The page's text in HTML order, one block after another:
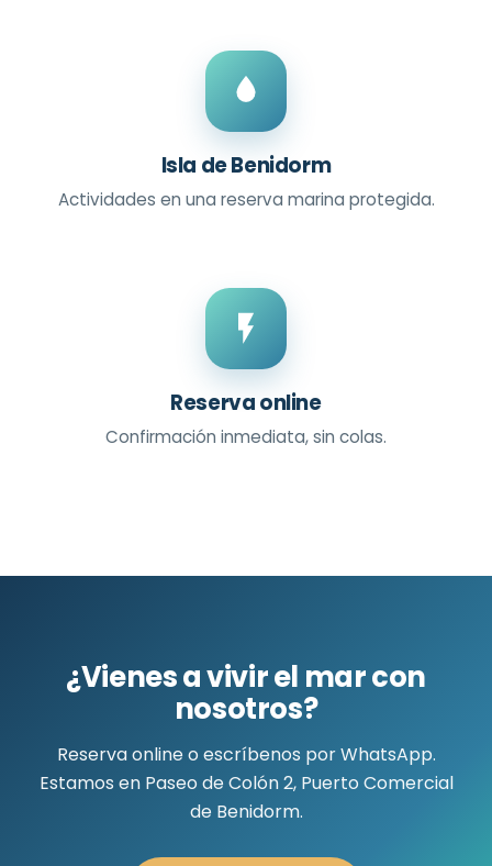
Isla de Benidorm
Actividades en una reserva marina protegida.
Reserva online
Confirmación inmediata, sin colas.
¿Vienes a vivir el mar con
nosotros?
Reserva online o escríbenos por WhatsApp.
Estamos en Paseo de Colón 2, Puerto Comercial
de Benidorm.